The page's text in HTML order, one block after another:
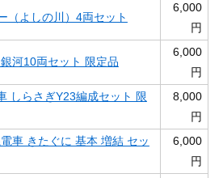
（よしの川）4両セット
6,000
円
河10両セット 限定品
6,000
円
しらさぎY23編成セット 限
8,000
円
車 きたぐに 基本 増結 セッ
6,000
円